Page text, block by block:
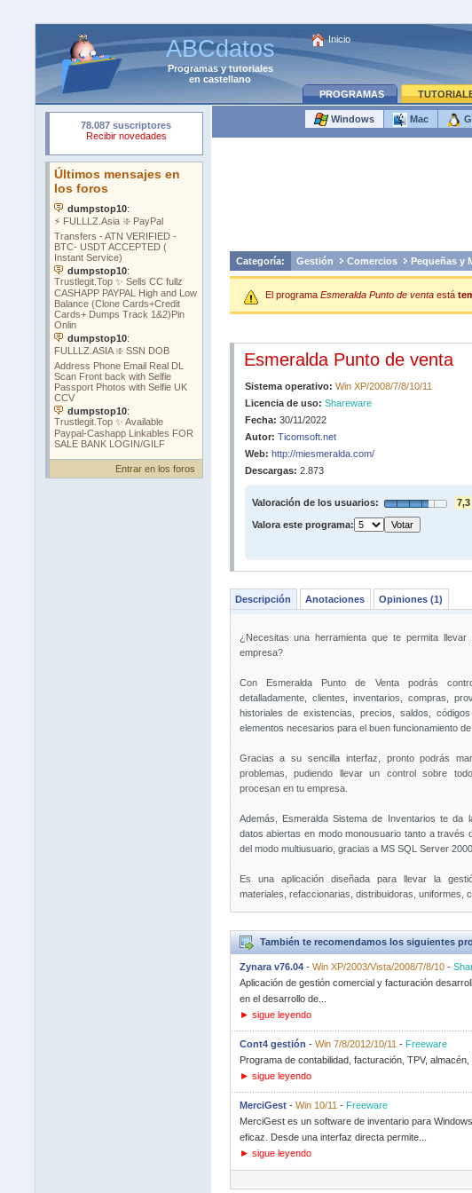
ABCdatos
Programasytutoriales
en castellano
Inicio
PROGRAMAS
Entrar en los foros
Windows Mac
Categoría: Gestión Comercios Pequeñas y
El programa Esmeralda Punto de ventaestá
Esmeralda Punto de venta
Sistema operativo: Win XP/2008/7/8/10/11
Licencia de uso: Shareware
Fecha: 30/11/2022
Autor: Ticomsoft.net
Web: http://miesmeralda.com/
Descargas: 2.873
Valoración de los usuarios: 7,3
Valora este programa:
Descripción Anotaciones Opiniones (1)
¿Necesitas una herramienta que te permita
empresa?
Con Esmeralda Punto de Venta podrás
detalladamente, clientes, inventarios, compras,
historiales de existencias, precios, saldos,
elementos necesarios para el buen funcionamiento de
Gracias a su sencilla interfaz, pronto podrás
problemas, pudiendo llevar un control sobre
procesan en tu empresa.
Además, Esmeralda Sistema de Inventarios te
datos abiertas en modo monousuario tanto a través
del modo multiusuario, gracias a MS SQL Server
Es una aplicación diseñada para llevar la
materiales, refaccionarias, distribuidoras, uniformes,
También te recomendamos los siguientes
Zynara v76.04- Win XP/2003/Vista/2008/7/8/10-
Aplicación de gestión comercial y facturación
en el desarrollo de...
► sigue leyendo
Cont4 gestión - Win 7/8/2012/10/11 - Freeware
Programa de contabilidad, facturación, TPV,
► sigue leyendo
MerciGest- Win 10/11 - Freeware
MerciGest es un software de inventario para
eficaz. Desde una interfaz directa permite...
► sigue leyendo